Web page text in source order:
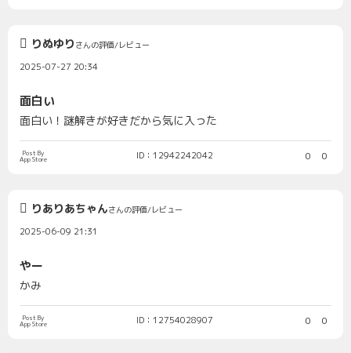
りぬゆり さんの評価/レビュー
2025-07-27 20:34
面白い
面白い！謎解きが好きだから気に入った
Post By
App Store ID：12942242042 0 0
りありあちゃんさんの評価/レビュー
2025-06-09 21:31
やー
かみ
Post By
App Store ID：12754028907 0 0